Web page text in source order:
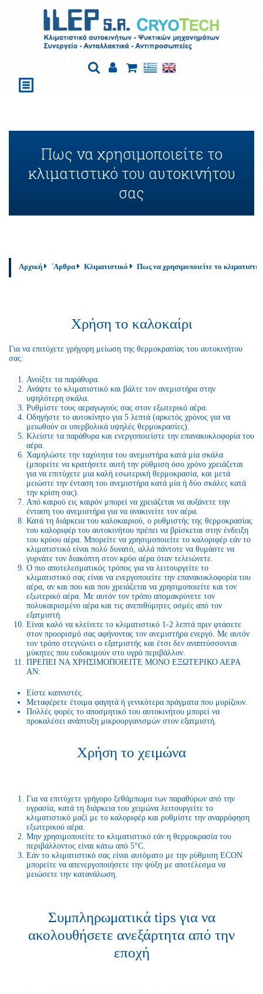
Πως να χρησιμοποιείτε το
κλιματιστικό του αυτοκινήτου
σας
Αρχική ΄Αρθρα Κλιματιστικό Πως να χρησιμοποιείτε το
Χρήση το καλοκαίρι
Για να επιτύχετε γρήγορη μείωση της θερμοκρασίας του αυτοκινήτου
σας:
Ανοίξτε τα παράθυρα.
Ανάψτε το κλιματιστικό και βάλτε τον ανεμιστήρα στην
υψηλότερη σκάλα.
Ρυθμίστε τους αεραγωγούς σας στον εξωτερικό αέρα.
Οδηγήστε το αυτοκίνητο για 5 λεπτά (αρκετός χρόνος για να
μειωθούν οι υπερβολικά υψηλές θερμοκρασίες).
Κλείστε τα παράθυρα και ενεργοποιείστε την επανακυκλοφορία του
αέρα.
Χαμηλώστε την ταχύτητα του ανεμιστήρα κατά μία σκάλα
(μπορείτε να κρατήσετε αυτή την ρύθμιση όσο χρόνο χρειάζεται
για να επιτύχετε μια καλή εσωτερική θερμοκρασία, και μετά
μειώστε την ένταση του ανεμιστήρα κατά μία ή δύο σκάλες κατά
την κρίση σας).
Από καιρού εις καιρόν μπορεί να χρειάζεται να αυξάνετε την
ένταση του ανεμιστήρα για να ανακινείτε τον αέρα.
Κατά τη διάρκεια του καλοκαιριού, ο ρυθμιστής της θερμοκρασίας
του καλοριφέρ του αυτοκινήτου πρέπει να βρίσκεται στην ένδειξη
του κρύου αέρα. Μπορείτε να χρησιμοποιείτε το καλοριφέρ εάν το
κλιματιστικό είναι πολύ δυνατό, αλλά πάντοτε να θυμάστε να
γυρνάτε τον διακόπτη στον κρύο αέρα όταν τελειώνετε.
Ο πιο αποτελεσματικός τρόπος για να λειτουργείτε το
κλιματιστικό σας είναι να ενεργοποιείτε την επανακυκλοφορία του
αέρα, αν και που και που χρειάζεται να χρησιμοποιείτε και τον
εξωτερικό αέρα. Με αυτόν τον τρόπο απομακρύνετε τον
πολυκαιρισμένο αέρα και τις ανεπιθύμητες οσμές από τον
εξατμιστή.
Είναι καλό να κλείνετε το κλιματιστικό 1-2 λεπτά πριν φτάσετε
στον προορισμό σας αφήνοντας τον ανεμιστήρα ενεργό. Με αυτόν
τον τρόπο στεγνώνει ο εξατμιστής και έτσι δεν αναπτύσσονται
μύκητες που ευδοκιμούν στο υγρό περιβάλλον.
ΠΡΕΠΕΙ ΝΑ ΧΡΗΣΙΜΟΠΟΙΕΙΤΕ ΜΟΝΟ ΕΞΩΤΕΡΙΚΟ ΑΕΡΑ
ΑΝ:
Είστε καπνιστές.
Μεταφέρετε έτοιμα φαγητά ή γενικότερα πράγματα που μυρίζουν.
Πολλές φορές το αποσμητικό του αυτοκινήτου μπορεί να
προκαλέσει ανάπτυξη μικροοργανισμών στον εξατμιστή.
Χρήση το χειμώνα
Για να επιτύχετε γρήγορο ξεθάμπωμα των παραθύρων από την
υγρασία, κατά τη διάρκεια του χειμώνα λειτουργείτε το
κλιματιστικό μαζί με το καλοριφέρ και ρυθμίστε την αναρρόφηση
εξωτερικού αέρα.
Μην χρησιμοποιείτε το κλιματιστικό εάν η θερμοκρασία του
περιβάλλοντος είναι κάτω από 5°C.
Εάν το κλιματιστικό σας είναι αυτόματο με την ρύθμιση ECON
μπορείτε να απενεργοποιήσετε την ψύξη με αποτέλεσμα να
μειώσετε την κατανάλωση.
Συμπληρωματικά tips για να
ακολουθήσετε ανεξάρτητα από την
εποχή